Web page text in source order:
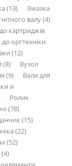
(13)
Змазка
валу (4)
картриджів
оргтехніки
(12)
(8)
Вузол
(9)
Вали для
и
Ролик
(78)
(15)
(22)
(52)